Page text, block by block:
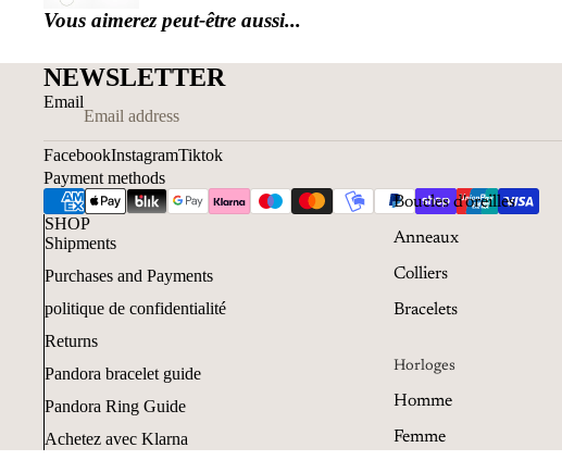
Boucles d'oreilles
Anneaux
Colliers
Bracelets
Horloges
Homme
Femme
Vous aimerez peut-être aussi...
NEWSLETTER
Email
FacebookInstagramTiktok
Payment methods
SHOP
Shipments
Purchases and Payments
politique de confidentialité
Returns
Pandora bracelet guide
Pandora Ring Guide
Achetez avec Klarna